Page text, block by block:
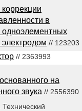
в
одноэлементных
// 123203
// 2363993
на
звука // 2556390
Технический